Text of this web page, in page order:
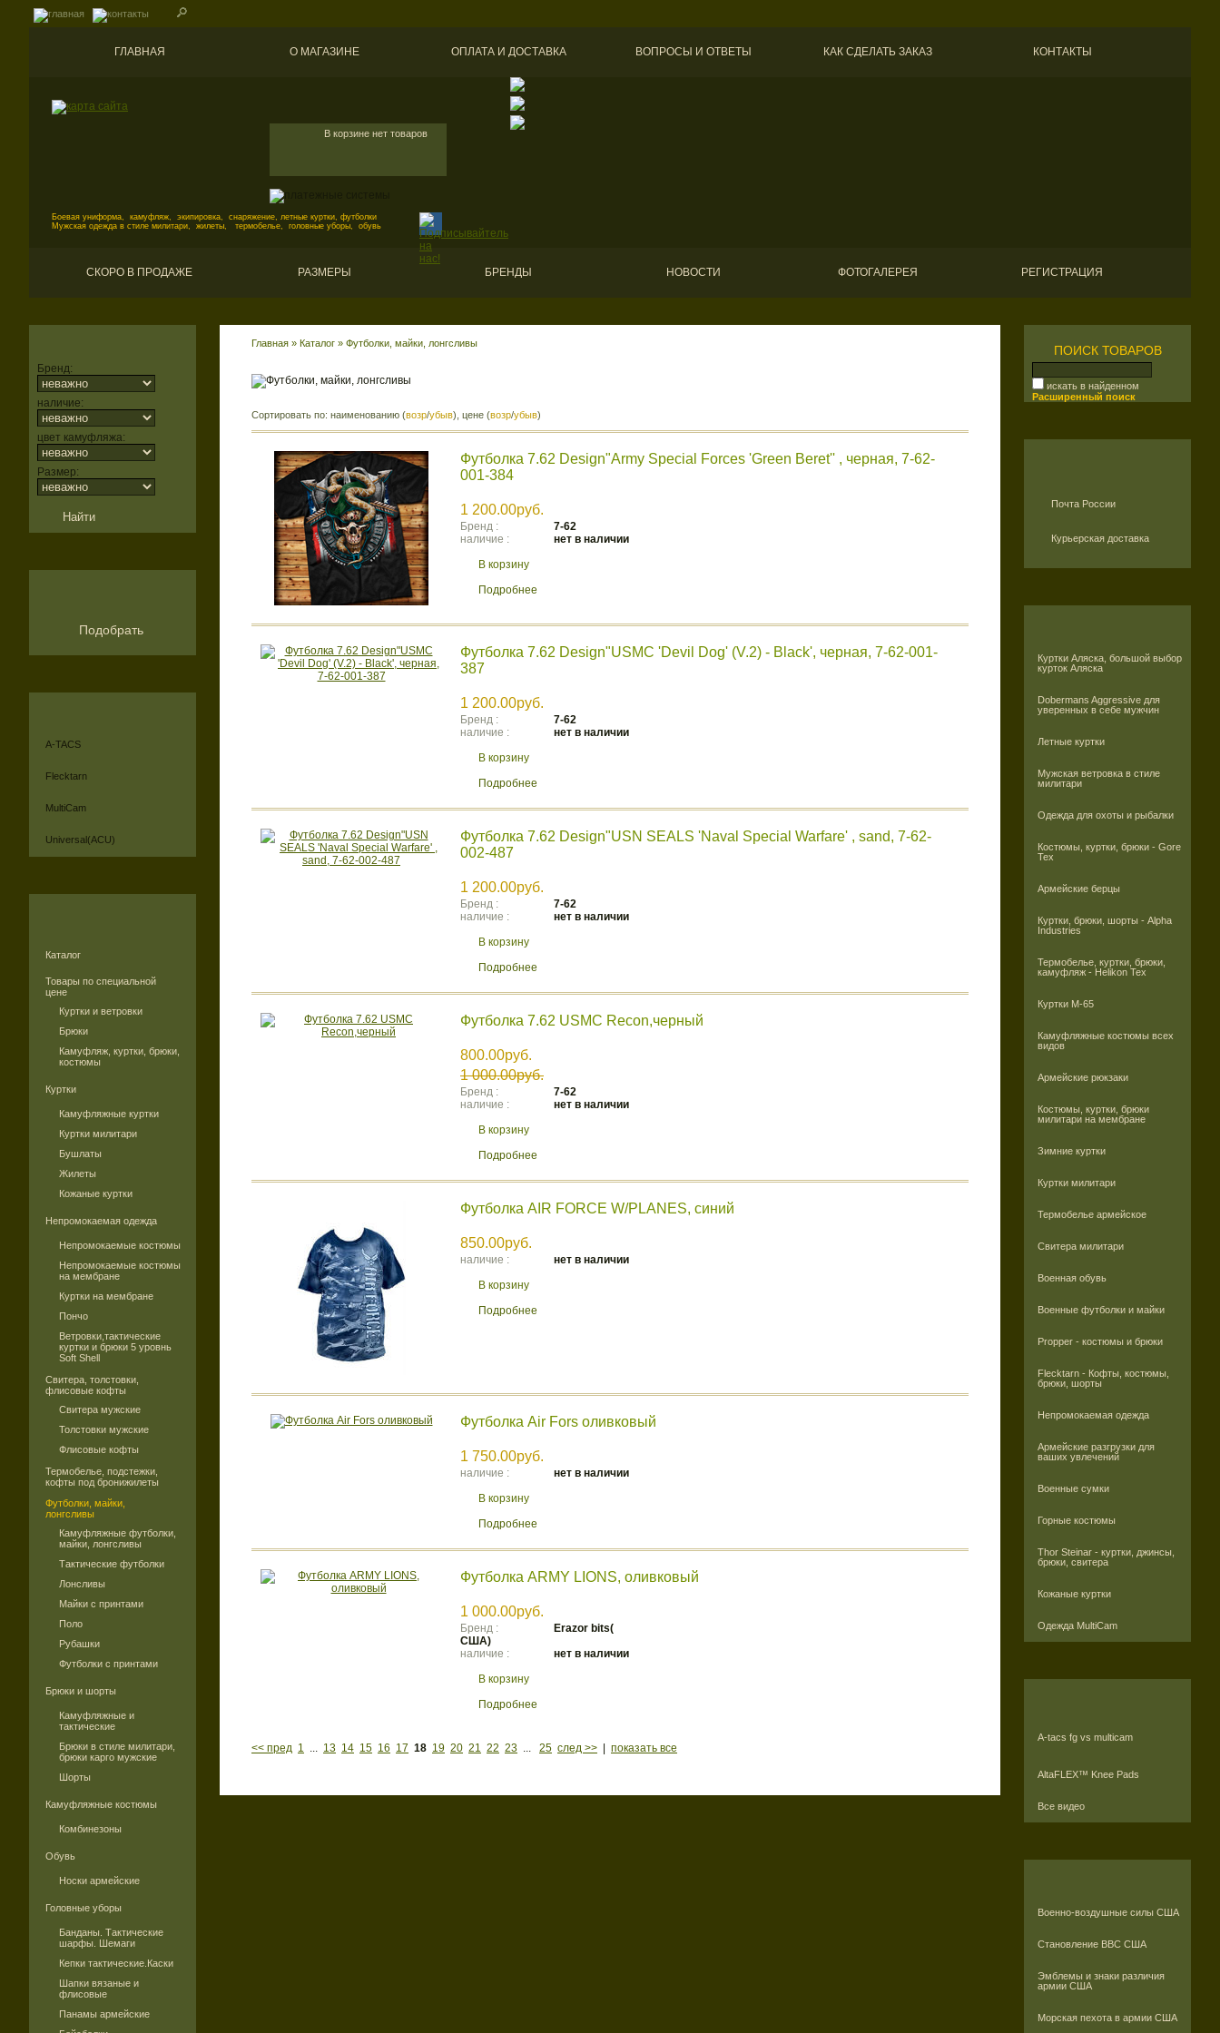
ГЛАВНАЯ О МАГАЗИНЕ ОПЛАТА И ДОСТАВКА ВОПРОСЫ И ОТВЕТЫ КАК СДЕЛАТЬ ЗАКАЗ КОНТАКТЫ
В корзине нет товаров
Боевая униформа, камуфляж, экипировка, снаряжение, летные куртки, футболки
Мужская одежда в стиле милитари, жилеты, термобелье, головные уборы, обувь
СКОРО В ПРОДАЖЕ РАЗМЕРЫ БРЕНДЫ НОВОСТИ ФОТОГАЛЕРЕЯ РЕГИСТРАЦИЯ
Бренд:
наличие:
цвет камуфляжа:
Размер:
Подобрать
A-TACS
Flecktarn
MultiCam
Universal(ACU)
Каталог
Товары по специальной
цене
Куртки и ветровки
Брюки
Камуфляж, куртки, брюки,
костюмы
Куртки
Камуфляжные куртки
Куртки милитари
Бушлаты
Жилеты
Кожаные куртки
Непромокаемая одежда
Непромокаемые костюмы
Непромокаемые костюмы
на мембране
Куртки на мембране
Пончо
Ветровки,тактические
куртки и брюки 5 уровнь
Soft Shell
Свитера, толстовки,
флисовые кофты
Свитера мужские
Толстовки мужские
Флисовые кофты
Термобелье, подстежки,
кофты под бронижилеты
Футболки, майки,
лонгсливы
Камуфляжные футболки,
майки, лонгсливы
Тактические футболки
Лонсливы
Майки с принтами
Поло
Рубашки
Футболки с принтами
Брюки и шорты
Камуфляжные и
тактические
Брюки в стиле милитари,
брюки карго мужские
Шорты
Камуфляжные костюмы
Комбинезоны
Обувь
Носки армейские
Головные уборы
Банданы. Тактические
шарфы. Шемаги
Кепки тактические.Каски
Шапки вязаные и
флисовые
Панамы армейские
ПОИСК ТОВАРОВ
искать в найденном
Расширенный поиск
Почта России
Курьерская доставка
Куртки Аляска, большой выбор
курток Аляска
Dobermans Aggressive для
уверенных в себе мужчин
Летные куртки
Мужская ветровка в стиле
милитари
Одежда для охоты и рыбалки
Костюмы, куртки, брюки - Gore
Tex
Армейские берцы
Куртки, брюки, шорты - Alpha
Industries
Термобелье, куртки, брюки,
камуфляж - Helikon Tex
Куртки M-65
Камуфляжные костюмы всех
видов
Армейские рюкзаки
Костюмы, куртки, брюки
милитари на мембране
Зимние куртки
Куртки милитари
Термобелье армейское
Свитера милитари
Военная обувь
Военные футболки и майки
Propper - костюмы и брюки
Flecktarn - Кофты, костюмы,
брюки, шорты
Непромокаемая одежда
Армейские разгрузки для
ваших увлечений
Военные сумки
Горные костюмы
Thor Steinar - куртки, джинсы,
брюки, свитера
Кожаные куртки
Одежда MultiCam
A-tacs fg vs multicam
AltaFLEX™ Knee Pads
Все видео
Военно-воздушные силы США
Становление ВВС США
Эмблемы и знаки различия
армии США
Морская пехота в армии США
Главная » Каталог » Футболки, майки, лонгсливы
Сортировать по: наименованию (возр/убыв), цене (возр/убыв)
Футболка 7.62 Design"Army Special Forces 'Green Beret'' , черная, 7-62-
001-384
1 200.00руб.
Бренд :
7-62
наличие :
нет в наличии
В корзину
Подробнее
Футболка 7.62 Design"USMC 'Devil Dog' (V.2) - Black', черная, 7-62-001-
387
1 200.00руб.
Бренд :
7-62
наличие :
нет в наличии
В корзину
Подробнее
Футболка 7.62 Design"USN SEALS 'Naval Special Warfare' , sand, 7-62-
002-487
1 200.00руб.
Бренд :
7-62
наличие :
нет в наличии
В корзину
Подробнее
Футболка 7.62 USMC Recon,черный
800.00руб.
1 000.00руб.
Бренд :
7-62
наличие :
нет в наличии
В корзину
Подробнее
Футболка AIR FORCE W/PLANES, синий
850.00руб.
наличие :
нет в наличии
В корзину
Подробнее
Футболка Air Fors оливковый
1 750.00руб.
наличие :
нет в наличии
В корзину
Подробнее
Футболка ARMY LIONS, оливковый
1 000.00руб.
Бренд :
Erazor bits(
CША)
наличие :
нет в наличии
В корзину
Подробнее
<< пред 1 ... 13 14 15 16 17 18 19 20 21 22 23 ... 25 след >> показать все